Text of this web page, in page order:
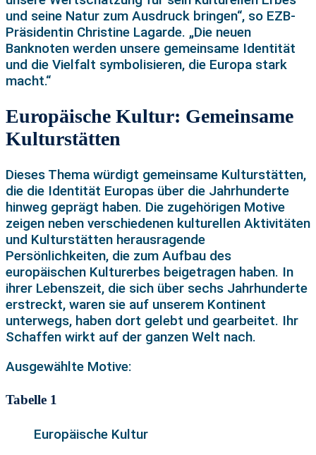
und seine Natur zum Ausdruck bringen“, so EZB-
Präsidentin Christine Lagarde. „Die neuen
Banknoten werden unsere gemeinsame Identität
und die Vielfalt symbolisieren, die Europa stark
macht.“
Europäische Kultur: Gemeinsame
Kulturstätten
Dieses Thema würdigt gemeinsame Kulturstätten,
die die Identität Europas über die Jahrhunderte
hinweg geprägt haben. Die zugehörigen Motive
zeigen neben verschiedenen kulturellen Aktivitäten
und Kulturstätten herausragende
Persönlichkeiten, die zum Aufbau des
europäischen Kulturerbes beigetragen haben. In
ihrer Lebenszeit, die sich über sechs Jahrhunderte
erstreckt, waren sie auf unserem Kontinent
unterwegs, haben dort gelebt und gearbeitet. Ihr
Schaffen wirkt auf der ganzen Welt nach.
Ausgewählte Motive:
Tabelle 1
Europäische Kultur